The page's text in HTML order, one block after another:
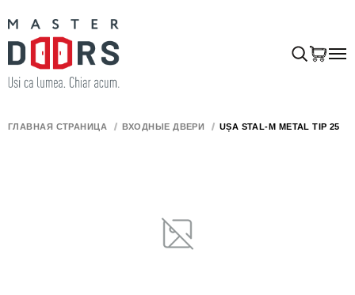
ГЛАВНАЯ СТРАНИЦА ВХОДНЫЕ ДВЕРИ UȘA STAL-M METAL TIP 25